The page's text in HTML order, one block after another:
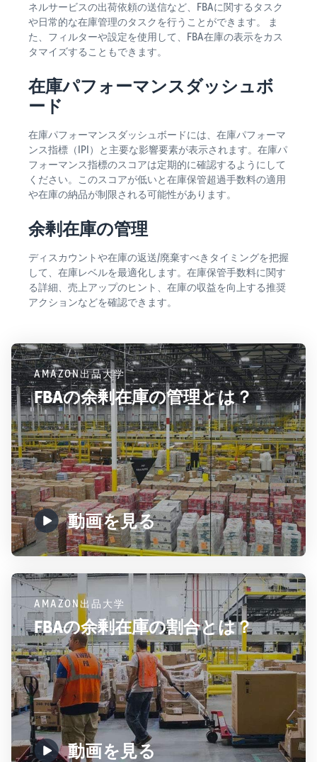
ネルサービスの出荷依頼の送信など、FBAに関するタスク
や日常的な在庫管理のタスクを行うことができます。 ま
た、フィルターや設定を使用して、FBA在庫の表示をカス
タマイズすることもできます。
在庫パフォーマンスダッシュボ
ード
在庫パフォーマンスダッシュボードには、在庫パフォーマ
ンス指標（IPI）と主要な影響要素が表示されます。在庫パ
フォーマンス指標のスコアは定期的に確認するようにして
ください。このスコアが低いと在庫保管超過手数料の適用
や在庫の納品が制限される可能性があります。
余剰在庫の管理
ディスカウントや在庫の返送/廃棄すべきタイミングを把握
して、在庫レベルを最適化します。在庫保管手数料に関す
る詳細、売上アップのヒント、在庫の収益を向上する推奨
アクションなどを確認できます。
AMAZON出品大学
FBAの余剰在庫の管理とは？
動画を見る
AMAZON出品大学
FBAの余剰在庫の割合とは？
動画を見る